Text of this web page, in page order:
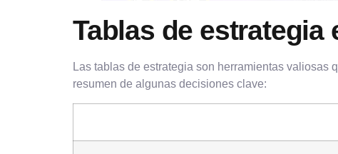
Tablas de
Las tablas de estrategia son herramientas
resumen de algunas decisiones clave: